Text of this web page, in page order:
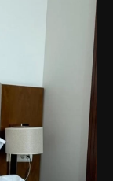
и
она также
и
для своих
найдете